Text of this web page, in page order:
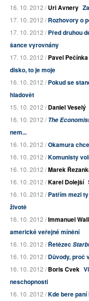
16. 10. 2012 /Uri Avnery
17. 10. 2012 /Rozhovory o
17. 10. 2012 /Před druhou
šance vyrovnány
17. 10. 2012 /Pavel Pečínka
disko, to je moje
16. 10. 2012 /Pokud se
hladovět
15. 10. 2012 /Daniel Veselý
16. 10. 2012 /The
nem...
16. 10. 2012 /Okamura
16. 10. 2012 /Komunisty
16. 10. 2012 /Marek
16. 10. 2012 /Karel Dolejší
16. 10. 2012 /Patřím mezi
životě
16. 10. 2012 /Immanuel
americké veřejné mínění
16. 10. 2012 /Řetězec
16. 10. 2012 /Důvody, proč
16. 10. 2012 /Boris Cvek
neschopnosti
16. 10. 2012 /Kde bere